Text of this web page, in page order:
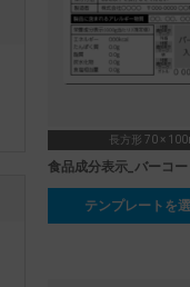
長方形 70 ×
食品成分表示_バーコー
テンプレートを